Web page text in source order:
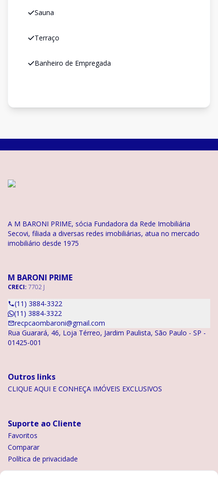
Sauna
Terraço
Banheiro de Empregada
A M BARONI PRIME, sócia Fundadora da Rede Imobiliária
Secovi, filiada a diversas redes imobiliárias, atua no mercado
imobiliário desde 1975
M BARONI PRIME
CRECI: 7702 J
(11) 3884-3322
(11) 3884-3322
recpcaombaroni@gmail.com
Rua Guarará, 46, Loja Térreo, Jardim Paulista, São Paulo - SP -
01425-001
Outros links
CLIQUE AQUI E CONHEÇA IMÓVEIS EXCLUSIVOS
Suporte ao Cliente
Favoritos
Comparar
Política de privacidade